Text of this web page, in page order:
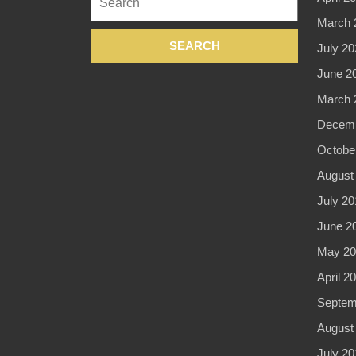
for:
March
July
June
March
August
July
June
May
April
August